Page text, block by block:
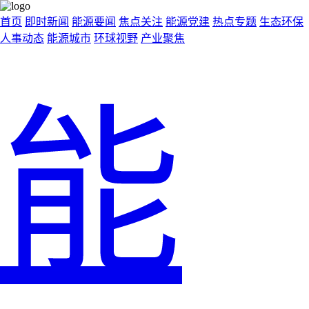
首页 即时新闻 能源要闻 焦点关注 能源党建 热点专题 生态环保
人事动态 能源城市 环球视野 产业聚焦
能